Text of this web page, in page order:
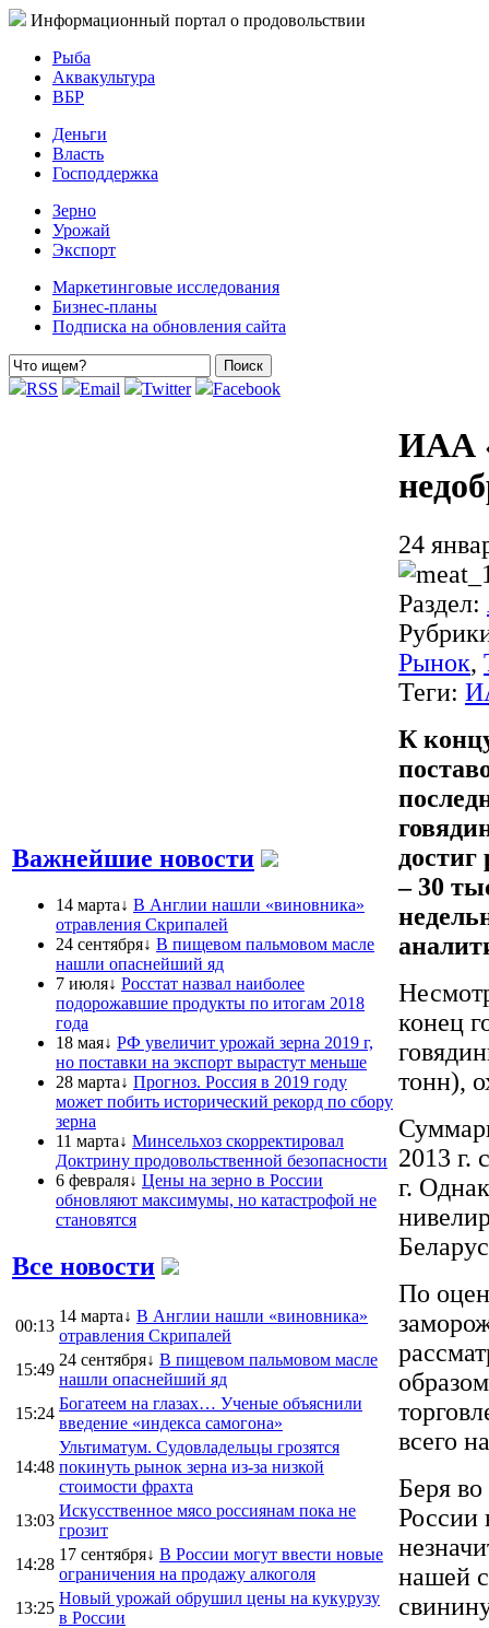
Информационный портал о продовольствии
Рыба
Аквакультура
ВБР
Деньги
Власть
Господдержка
Зерно
Урожай
Экспорт
Маркетинговые исследования
Бизнес-планы
Подписка на обновления сайта
RSS Email Twitter Facebook
Важнейшие новости
14 марта↓ В Англии нашли «виновника»
отравления Скрипалей
24 сентября↓ В пищевом пальмовом масле
нашли опаснейший яд
7 июля↓ Росстат назвал наиболее
подорожавшие продукты по итогам 2018
года
18 мая↓ РФ увеличит урожай зерна 2019 г,
но поставки на экспорт вырастут меньше
28 марта↓ Прогноз. Россия в 2019 году
может побить исторический рекорд по сбору
зерна
11 марта↓ Минсельхоз скорректировал
Доктрину продовольственной безопасности
6 февраля↓ Цены на зерно в России
обновляют максимумы, но катастрофой не
становятся
Все новости
00:13
14 марта↓ В Англии нашли «виновника»
отравления Скрипалей
15:49
24 сентября↓ В пищевом пальмовом масле
нашли опаснейший яд
15:24
Богатеем на глазах… Ученые объяснили
введение «индекса самогона»
14:48
Ультиматум. Судовладельцы грозятся
покинуть рынок зерна из-за низкой
стоимости фрахта
13:03
Искусственное мясо россиянам пока не
грозит
14:28
17 сентября↓ В России могут ввести новые
ограничения на продажу алкоголя
13:25
Новый урожай обрушил цены на кукурузу
в России
ИАА
24
Раздел:
Рынок,
Теги:
К
достиг
– 30
конец
тонн),
2013 г.
г.
По
всего
Беря
России
нашей